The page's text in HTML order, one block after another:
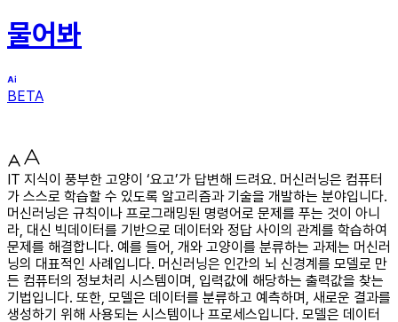
물어봐
BETA
IT 지식이 풍부한 고양이 ‘요고’가 답변해 드려요. 머신러닝은 컴퓨터
가 스스로 학습할 수 있도록 알고리즘과 기술을 개발하는 분야입니다.
머신러닝은 규칙이나 프로그래밍된 명령어로 문제를 푸는 것이 아니
라, 대신 빅데이터를 기반으로 데이터와 정답 사이의 관계를 학습하여
문제를 해결합니다. 예를 들어, 개와 고양이를 분류하는 과제는 머신러
닝의 대표적인 사례입니다. 머신러닝은 인간의 뇌 신경계를 모델로 만
든 컴퓨터의 정보처리 시스템이며, 입력값에 해당하는 출력값을 찾는
기법입니다. 또한, 모델은 데이터를 분류하고 예측하며, 새로운 결과를
생성하기 위해 사용되는 시스템이나 프로세스입니다. 모델은 데이터